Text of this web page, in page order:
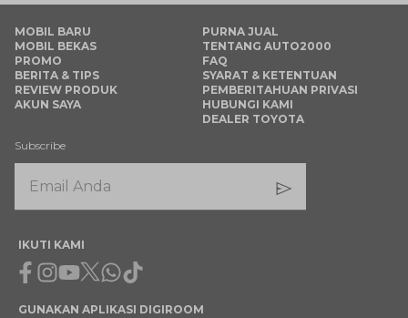
MOBIL BARU
MOBIL BEKAS
PROMO
BERITA & TIPS
REVIEW PRODUK
AKUN SAYA
PURNA JUAL
TENTANG AUTO2000
FAQ
SYARAT & KETENTUAN
PEMBERITAHUAN PRIVASI
HUBUNGI KAMI
DEALER TOYOTA
Subscribe
IKUTI KAMI
Facebook
Instagram
Youtube
X Whatsapp
Tiktok
GUNAKAN APLIKASI DIGIROOM